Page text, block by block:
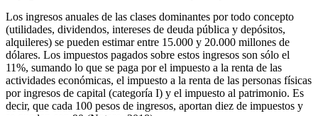
Los ingresos anuales de las clases dominantes por todo concepto
(utilidades, dividendos, intereses de deuda pública y depósitos,
alquileres) se pueden estimar entre 15.000 y 20.000 millones de
dólares. Los impuestos pagados sobre estos ingresos son sólo el
11%, sumando lo que se paga por el impuesto a la renta de las
actividades económicas, el impuesto a la renta de las personas físicas
por ingresos de capital (categoría I) y el impuesto al patrimonio. Es
decir, que cada 100 pesos de ingresos, aportan diez de impuestos y